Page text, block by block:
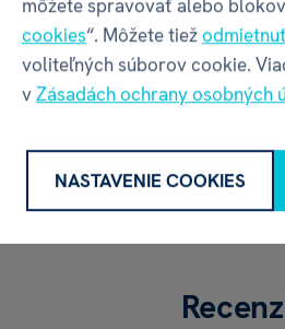
Hĺbka balenia
Výška balenia
môžete spravovať alebo
cookies“. Môžete tiež
voliteľných súborov cookie.
vZásadách ochrany osobných
NASTAVENIE COOKIES